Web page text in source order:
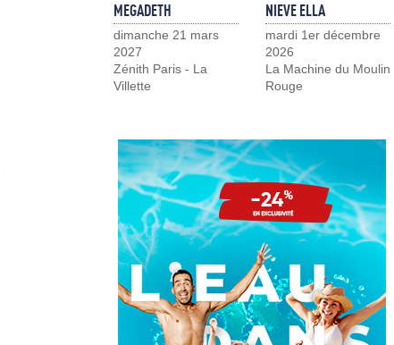
MEGADETH
dimanche 21 mars
2027
Zénith Paris - La
Villette
NIEVE ELLA
mardi 1er décembre
2026
La Machine du Moulin
Rouge